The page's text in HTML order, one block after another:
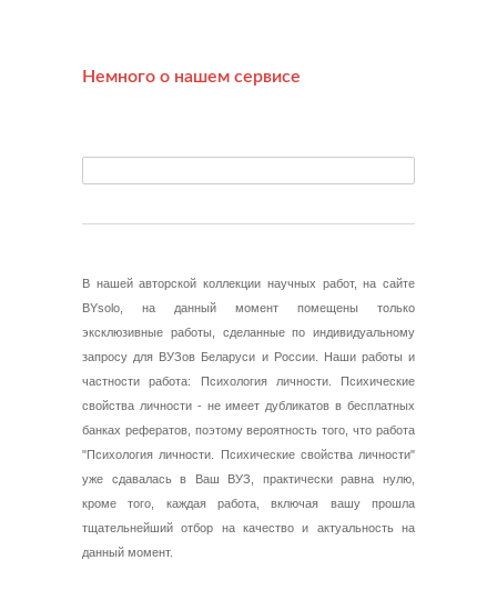
Немного о нашем сервисе
В нашей авторской коллекции научных работ, на сайте
BYsolo, на данный момент помещены только
эксклюзивные работы, сделанные по индивидуальному
запросу для ВУЗов Беларуси и России. Наши работы и
частности работа: Психология личности. Психические
свойства личности - не имеет дубликатов в бесплатных
банках рефератов, поэтому вероятность того, что работа
"Психология личности. Психические свойства личности"
уже сдавалась в Ваш ВУЗ, практически равна нулю,
кроме того, каждая работа, включая вашу прошла
тщательнейший отбор на качество и актуальность на
данный момент.